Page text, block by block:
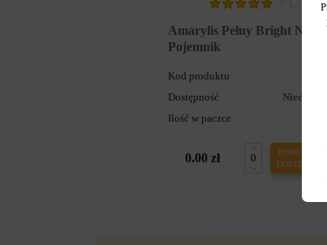
Amarylis Pełny Bright
Pojemnik
Kod produktu
Dostępność
Ilość w paczce
0.00 zł
POWIADOM O
DOSTĘPNOŚCI